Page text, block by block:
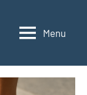
Menu